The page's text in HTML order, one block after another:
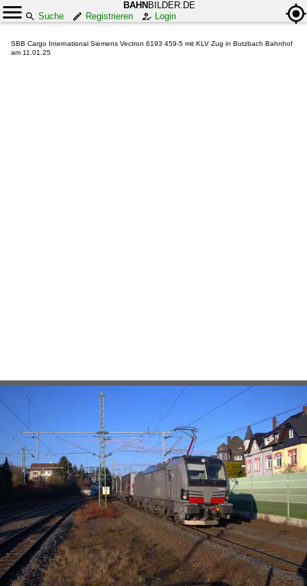
BAHN BILDER.DE
Suche
Registrieren Login
SBB Cargo International Siemens Vectron 6193 459-5 mit KLV Zug in Butzbach Bahnhof
am 11.01.25